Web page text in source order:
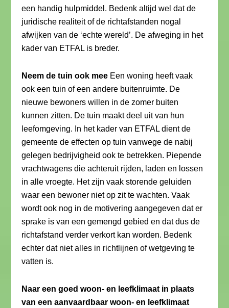
een handig hulpmiddel. Bedenk altijd wel dat de
juridische realiteit of de richtafstanden nogal
afwijken van de ‘echte wereld’. De afweging in het
kader van ETFAL is breder.
Neem de tuin ook mee Een woning heeft vaak
ook een tuin of een andere buitenruimte. De
nieuwe bewoners willen in de zomer buiten
kunnen zitten. De tuin maakt deel uit van hun
leefomgeving. In het kader van ETFAL dient de
gemeente de effecten op tuin vanwege de nabij
gelegen bedrijvigheid ook te betrekken. Piepende
vrachtwagens die achteruit rijden, laden en lossen
in alle vroegte. Het zijn vaak storende geluiden
waar een bewoner niet op zit te wachten. Vaak
wordt ook nog in de motivering aangegeven dat er
sprake is van een gemengd gebied en dat dus de
richtafstand verder verkort kan worden. Bedenk
echter dat niet alles in richtlijnen of wetgeving te
vatten is.
Naar een goed woon- en leefklimaat in plaats
van een aanvaardbaar woon- en leefklimaat